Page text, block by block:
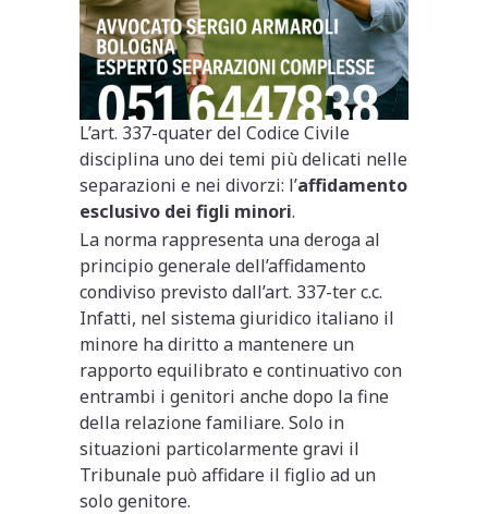
L’art. 337-quater del Codice Civile
disciplina uno dei temi più delicati nelle
separazioni e nei divorzi: l’affidamento
esclusivo dei figli minori.
La norma rappresenta una deroga al
principio generale dell’affidamento
condiviso previsto dall’art. 337-ter c.c.
Infatti, nel sistema giuridico italiano il
minore ha diritto a mantenere un
rapporto equilibrato e continuativo con
entrambi i genitori anche dopo la fine
della relazione familiare. Solo in
situazioni particolarmente gravi il
Tribunale può affidare il figlio ad un
solo genitore.